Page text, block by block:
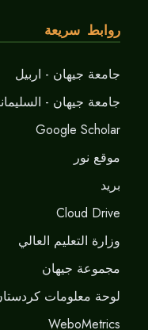
روابط سريعة
جامعة جيهان - اربيل
جامعة جيهان -
Google Scholar
موقع نور
برید
Cloud Drive
وزارة التعليم العالي
مجموعة جيهان
لوحة معلومات
WeboMetrics